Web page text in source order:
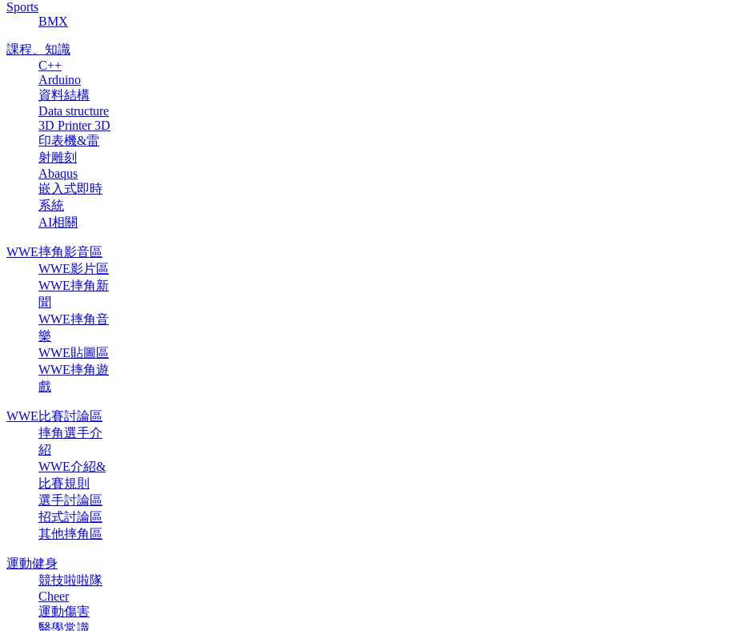
Sports
BMX
課程、知識
C++
Arduino
資料結構
Data structure
3D Printer 3D
印表機&雷
射雕刻
Abaqus
嵌入式即時
系統
AI相關
WWE摔角影音區
WWE影片區
WWE摔角新
聞
WWE摔角音
樂
WWE貼圖區
WWE摔角遊
戲
WWE比賽討論區
摔角選手介
紹
WWE介紹&
比賽規則
選手討論區
招式討論區
其他摔角區
運動健身
競技啦啦隊
Cheer
運動傷害
醫學常識